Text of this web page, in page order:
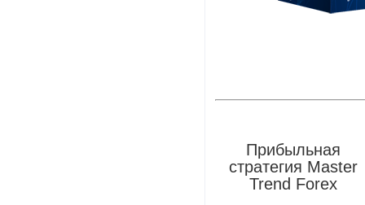
Прибыльная
стратегия Master
Trend Forex